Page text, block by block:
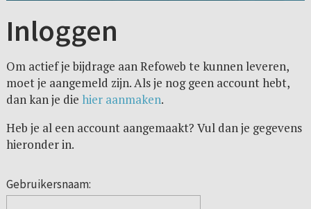
Inloggen
Om actief je bijdrage aan Refoweb te kunnen leveren,
moet je aangemeld zijn. Als je nog geen account hebt,
dan kan je die hier aanmaken.
Heb je al een account aangemaakt? Vul dan je gegevens
hieronder in.
Gebruikersnaam: